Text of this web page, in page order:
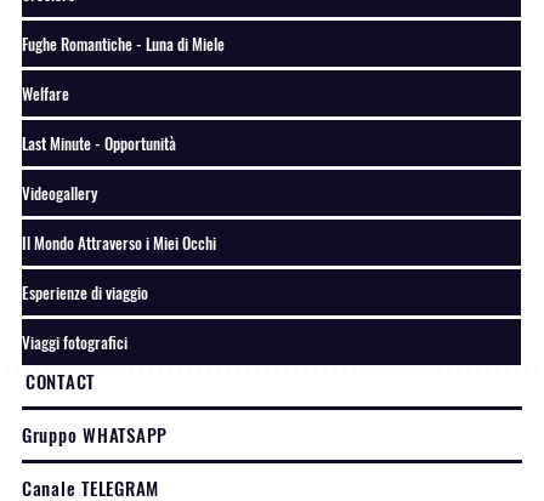
Fughe Romantiche - Luna di Miele
Welfare
Last Minute - Opportunità
Videogallery
Il Mondo Attraverso i Miei Occhi
Esperienze di viaggio
Viaggi fotografici
CONTACT
Gruppo WHATSAPP
Canale TELEGRAM